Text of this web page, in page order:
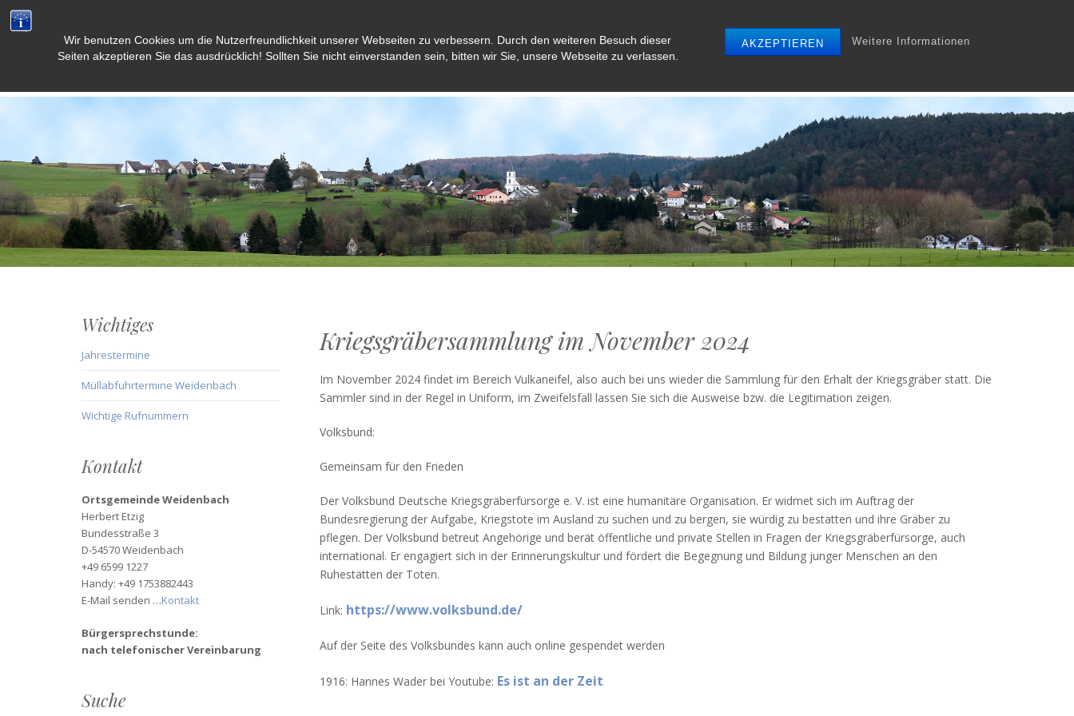
Wir benutzen Cookies um die Nutzerfreundlichkeit unserer Webseiten zu verbessern. Durch den weiteren Besuch dieser
Seiten akzeptieren Sie das ausdrücklich! Sollten Sie nicht einverstanden sein, bitten wir Sie, unsere Webseite zu verlassen.
AKZEPTIEREN Weitere Informationen
Weidenbach/Eifel Aktuelles Gemeinde Bürger
Kriegsgräbersammlung im November 2024
Im November 2024 findet im Bereich Vulkaneifel, also auch bei uns wieder die Sammlung für den Erhalt der Kriegsgräber statt. Die
Sammler sind in der Regel in Uniform, im Zweifelsfall lassen Sie sich die Ausweise bzw. die Legitimation zeigen.
Volksbund:
Gemeinsam für den Frieden
Der Volksbund Deutsche Kriegsgräberfürsorge e. V. ist eine humanitäre Organisation. Er widmet sich im Auftrag der
Bundesregierung der Aufgabe, Kriegstote im Ausland zu suchen und zu bergen, sie würdig zu bestatten und ihre Gräber zu
pflegen. Der Volksbund betreut Angehörige und berät öffentliche und private Stellen in Fragen der Kriegsgräberfürsorge, auch
international. Er engagiert sich in der Erinnerungskultur und fördert die Begegnung und Bildung junger Menschen an den
Ruhestätten der Toten.
Link: https://www.volksbund.de/
Auf der Seite des Volksbundes kann auch online gespendet werden
1916: Hannes Wader bei Youtube: Es ist an der Zeit
Wichtiges
Jahrestermine
Müllabfuhrtermine Weidenbach
Wichtige Rufnummern
Kontakt
Ortsgemeinde Weidenbach
Herbert Etzig
Bundesstraße 3
D-54570 Weidenbach
+49 6599 1227
Handy: +49 1753882443
E-Mail senden …Kontakt
Bürgersprechstunde:
nach telefonischer Vereinbarung
Suche